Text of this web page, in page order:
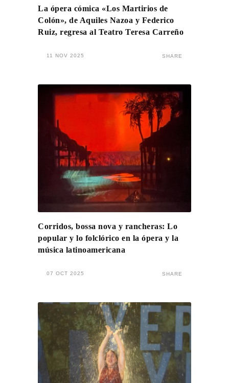
La ópera cómica «Los Martirios de
Colón», de Aquiles Nazoa y Federico
Ruiz, regresa al Teatro Teresa Carreño
11 NOV 2025 SHARE
Corridos, bossa nova y rancheras: Lo
popular y lo folclórico en la ópera y la
música latinoamericana
07 OCT 2025 SHARE